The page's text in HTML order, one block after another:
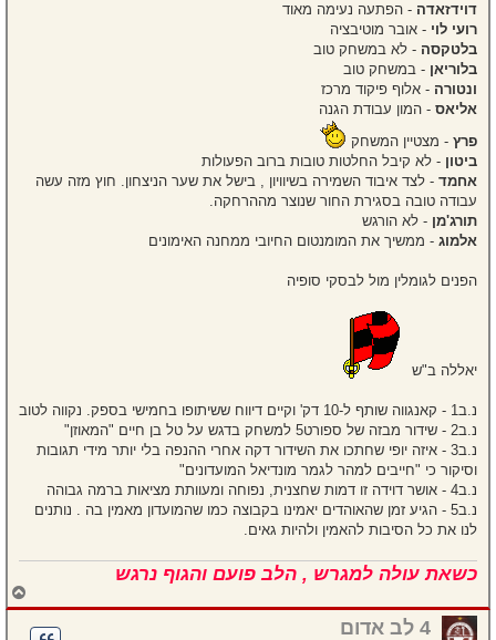
דוידזאדה- הפתעה נעימה מאוד
רועי לוי- אובר מוטיבציה
בלטקסה- לא במשחק טוב
בלוריאן- במשחק טוב
ונטורה- אלוף פיקוד מרכז
אליאס- המון עבודת הגנה
פרץ- מצטיין המשחק
ביטון- לא קיבל החלטות טובות ברוב הפעולות
אחמד- לצד איבוד השמירה בשיוויון , בישל את שער הניצחון. חוץ מזה עשה
עבודה טובה בסגירת החור שנוצר מההרחקה.
תורג'מן- לא הורגש
אלמוג- ממשיך את המומנטום החיובי ממחנה האימונים
הפנים לגומלין מול לבסקי סופיה
יאללה ב"ש
נ.ב1 - קאנגווה שותף ל-10 דק' וקיים דיווח ששיתופו בחמישי בספק. נקווה לטוב
נ.ב2 - שידור מבזה של ספורט5 למשחק בדגש על טל בן חיים "המאוזן"
נ.ב3 - איזה יופי שחתכו את השידור דקה אחרי ההנפה בלי יותר מידי תגובות
וסיקור כי "חייבים למהר לגמר מונדיאל המועדונים"
נ.ב4 - אושר דוידה זו דמות שחצנית, נפוחה ומעוותת מציאות ברמה גבוהה
נ.ב5 - הגיע זמן שהאוהדים יאמינו בקבוצה כמו שהמועדון מאמין בה . נותנים
לנו את כל הסיבות להאמין ולהיות גאים.
כשאת עולה למגרש , הלב פועם והגוף נרגש
ח
ז
4 לב אדום